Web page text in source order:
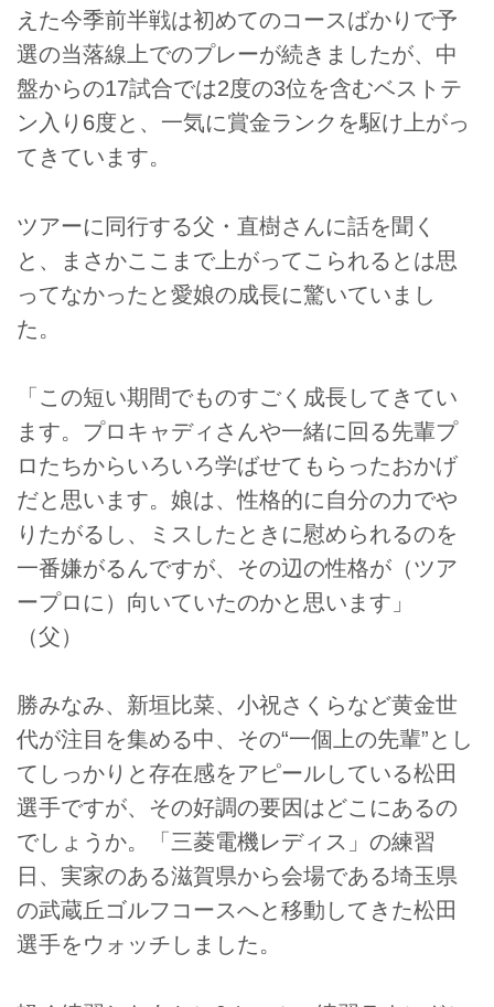
えた今季前半戦は初めてのコースばかりで予
選の当落線上でのプレーが続きましたが、中
盤からの17試合では2度の3位を含むベストテ
ン入り6度と、一気に賞金ランクを駆け上がっ
てきています。
ツアーに同行する父・直樹さんに話を聞く
と、まさかここまで上がってこられるとは思
ってなかったと愛娘の成長に驚いていまし
た。
「この短い期間でものすごく成長してきてい
ます。プロキャディさんや一緒に回る先輩プ
ロたちからいろいろ学ばせてもらったおかげ
だと思います。娘は、性格的に自分の力でや
りたがるし、ミスしたときに慰められるのを
一番嫌がるんですが、その辺の性格が（ツア
ープロに）向いていたのかと思います」
（父）
勝みなみ、新垣比菜、小祝さくらなど黄金世
代が注目を集める中、その“一個上の先輩”とし
てしっかりと存在感をアピールしている松田
選手ですが、その好調の要因はどこにあるの
でしょうか。「三菱電機レディス」の練習
日、実家のある滋賀県から会場である埼玉県
の武蔵丘ゴルフコースへと移動してきた松田
選手をウォッチしました。